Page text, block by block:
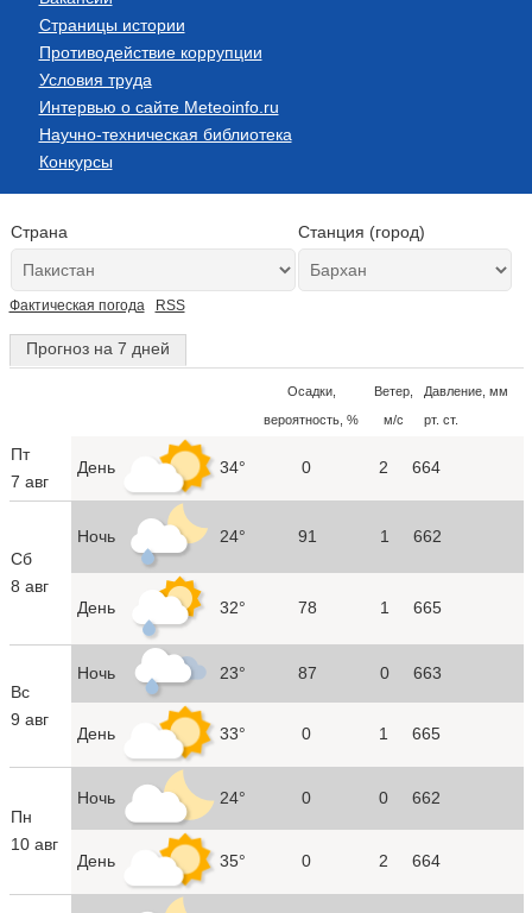
Страницы истории
Противодействие коррупции
Условия труда
Интервью о сайте Meteoinfo.ru
Научно-техническая библиотека
Конкурсы
Страна Станция (город)
Фактическая погода RSS
Прогноз на 7 дней
Осадки,
вероятность, %
Ветер,
м/с
Давление, мм
рт. ст.
Пт
7 авг
День 34° 0 2 664
Сб
8 авг
Ночь 24° 91 1 662
День 32° 78 1 665
Вс
9 авг
Ночь 23° 87 0 663
День 33° 0 1 665
Пн
10 авг
Ночь 24° 0 0 662
День 35° 0 2 664